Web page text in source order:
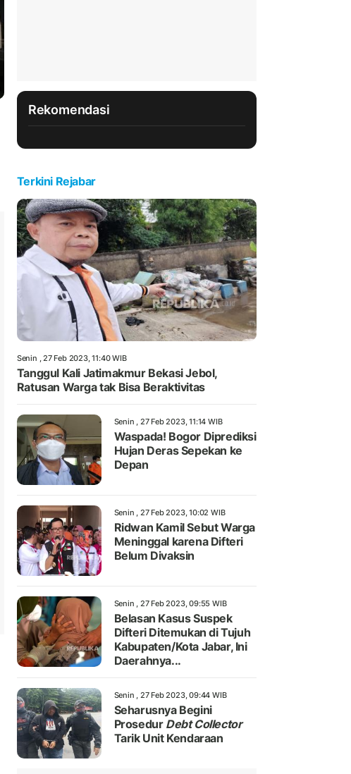
Rekomendasi
Terkini Rejabar
Senin , 27 Feb 2023, 11:40 WIB
Tanggul Kali Jatimakmur Bekasi Jebol,
Ratusan Warga tak Bisa Beraktivitas
Senin , 27 Feb 2023, 11:14 WIB
Waspada! Bogor Diprediksi
Hujan Deras Sepekan ke
Depan
Senin , 27 Feb 2023, 10:02 WIB
Ridwan Kamil Sebut Warga
Meninggal karena Difteri
Belum Divaksin
Senin , 27 Feb 2023, 09:55 WIB
Belasan Kasus Suspek
Difteri Ditemukan di Tujuh
Kabupaten/Kota Jabar, Ini
Daerahnya...
Senin , 27 Feb 2023, 09:44 WIB
Seharusnya Begini
Prosedur Debt Collector
Tarik Unit Kendaraan